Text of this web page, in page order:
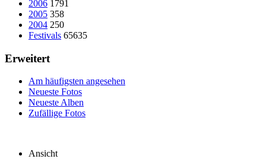
2006 1791
2005 358
2004 250
Festivals 65635
Erweitert
Am häufigsten angesehen
Neueste Fotos
Neueste Alben
Zufällige Fotos
Ansicht